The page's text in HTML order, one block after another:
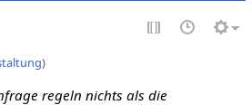
)
regeln nichts als die